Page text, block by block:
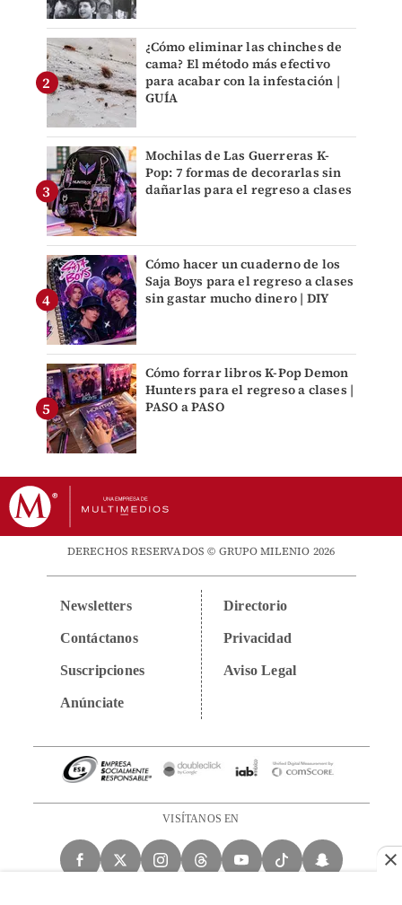
¿Cómo eliminar las chinches de
cama? El método más efectivo
para acabar con la infestación |
GUÍA
Mochilas de Las Guerreras K-
Pop: 7 formas de decorarlas sin
dañarlas para el regreso a clases
Cómo hacer un cuaderno de los
Saja Boys para el regreso a clases
sin gastar mucho dinero | DIY
Cómo forrar libros K-Pop Demon
Hunters para el regreso a clases |
PASO a PASO
DERECHOS RESERVADOS © GRUPO MILENIO 2026
Newsletters
Contáctanos
Suscripciones
Anúnciate
Directorio
Privacidad
Aviso Legal
VISÍTANOS EN